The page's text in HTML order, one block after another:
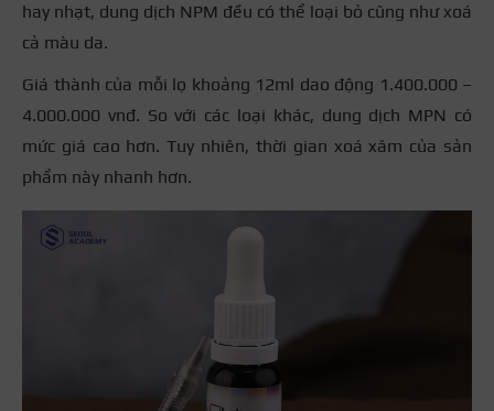
hay nhạt, dung dịch NPM đều có thể loại bỏ cũng như xoá
cả màu da.
Giá thành của mỗi lọ khoảng 12ml dao động 1.400.000 –
4.000.000 vnđ. So với các loại khác, dung dịch MPN có
mức giá cao hơn. Tuy nhiên, thời gian xoá xăm của sản
phẩm này nhanh hơn.